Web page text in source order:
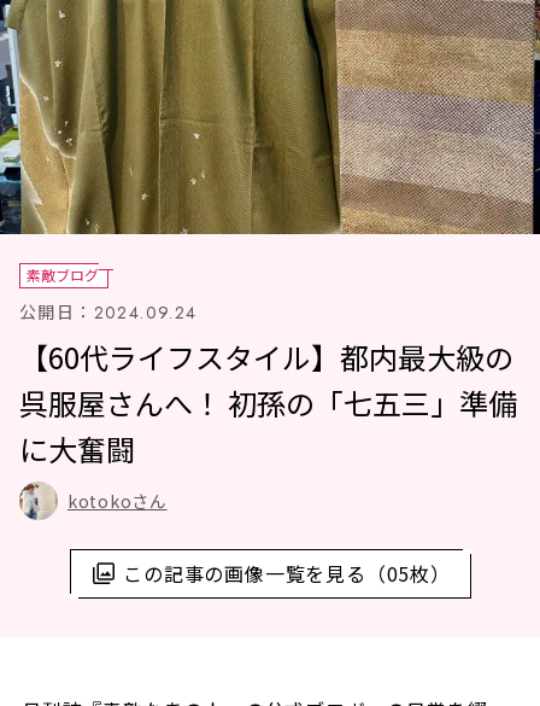
この記事の画像一覧を見る（05枚）
素敵ブログ
公開日： 2024.09.24
【60代ライフスタイル】都内最大級の
呉服屋さんへ！ 初孫の「七五三」準備
に大奮闘
kotokoさん